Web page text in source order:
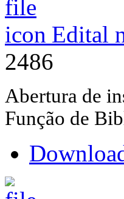
Edital
2486
Abertura de
Função de